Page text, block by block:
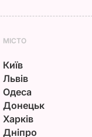
МІСТО
Київ
Львів
Одеса
Донецьк
Харків
Дніпро